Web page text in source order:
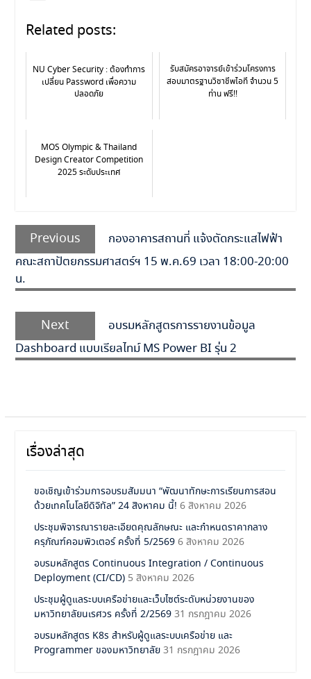
Related posts:
NU Cyber Security : ต้องทำการ
เปลี่ยน Password เพื่อความ
ปลอดภัย
รับสมัครอาจารย์เข้าร่วมโครงการ
สอบมาตรฐานวิชาชีพไอที จำนวน 5
ท่าน ฟรี!!
MOS Olympic & Thailand
Design Creator Competition
2025 ระดับประเทศ
Previous
กองอาคารสถานที่ แจ้งตัดกระแสไฟฟ้า
คณะสถาปัตยกรรมศาสตร์ฯ 15 พ.ค.69 เวลา 18:00-20:00
น.
Next
อบรมหลักสูตรการรายงานข้อมูล
Dashboard แบบเรียลไทม์ MS Power BI รุ่น 2
เรื่องล่าสุด
ขอเชิญเข้าร่วมการอบรมสัมมนา “พัฒนาทักษะการเรียนการสอน
ด้วยเทคโนโลยีดิจิทัล” 24 สิงหาคม นี้! 6 สิงหาคม 2026
ประชุมพิจารณารายละเอียดคุณลักษณะ และกำหนดราคากลาง
ครุภัณฑ์คอมพิวเตอร์ ครั้งที่ 5/2569 6 สิงหาคม 2026
อบรมหลักสูตร Continuous Integration / Continuous
Deployment (CI/CD) 5 สิงหาคม 2026
ประชุมผู้ดูแลระบบเครือข่ายและเว็บไซต์ระดับหน่วยงานของ
มหาวิทยาลัยนเรศวร ครั้งที่ 2/2569 31 กรกฎาคม 2026
อบรมหลักสูตร K8s สำหรับผู้ดูแลระบบเครือข่าย และ
Programmer ของมหาวิทยาลัย 31 กรกฎาคม 2026